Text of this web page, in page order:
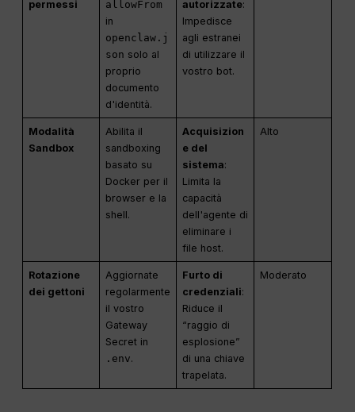
permessi
allowFrom
in
openclaw.j
son solo al
proprio
documento
d'identità.
autorizzate:
Impedisce
agli estranei
di utilizzare il
vostro bot.
Modalità
Sandbox
Abilita il
sandboxing
basato su
Docker per il
browser e la
shell.
Acquisizion
e del
sistema:
Limita la
capacità
dell'agente di
eliminare i
file host.
Alto
Rotazione
dei gettoni
Aggiornate
regolarmente
il vostro
Gateway
Secret in
.env.
Furto di
credenziali:
Riduce il
“raggio di
esplosione”
di una chiave
trapelata.
Moderato